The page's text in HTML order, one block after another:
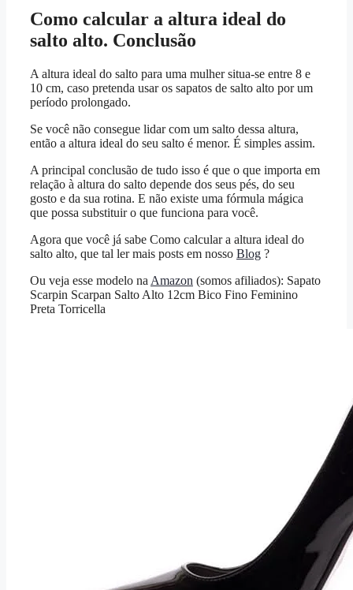
Como calcular a altura ideal do
salto alto. Conclusão
A altura ideal do salto para uma mulher situa-se entre 8 e
10 cm, caso pretenda usar os sapatos de salto alto por um
período prolongado.
Se você não consegue lidar com um salto dessa altura,
então a altura ideal do seu salto é menor. É simples assim.
A principal conclusão de tudo isso é que o que importa em
relação à altura do salto depende dos seus pés, do seu
gosto e da sua rotina. E não existe uma fórmula mágica
que possa substituir o que funciona para você.
Agora que você já sabe Como calcular a altura ideal do
salto alto, que tal ler mais posts em nosso Blog ?
Ou veja esse modelo na Amazon (somos afiliados): Sapato
Scarpin Scarpan Salto Alto 12cm Bico Fino Feminino
Preta Torricella